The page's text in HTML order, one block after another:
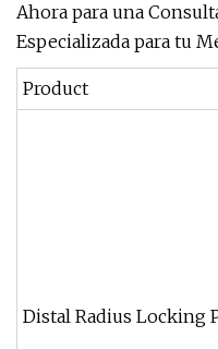
Ahora para una
Especializada para tu
Product
Distal Radius Locking